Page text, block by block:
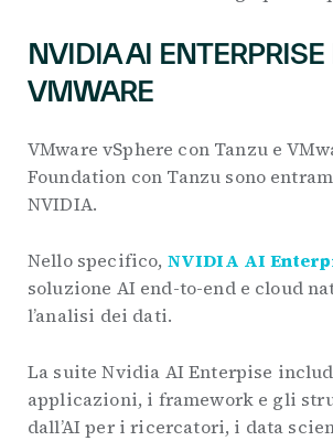
NVIDIA AI ENTERPRISE
VMWARE
VMware vSphere con Tanzu e
Foundation con Tanzu sono
NVIDIA.
Nello specifico, NVIDIA AI
soluzione AI end-to-end e cloud
l’analisi dei dati.
La suite Nvidia AI Enterpise
applicazioni, i framework e gli
dall’AI per i ricercatori, i data